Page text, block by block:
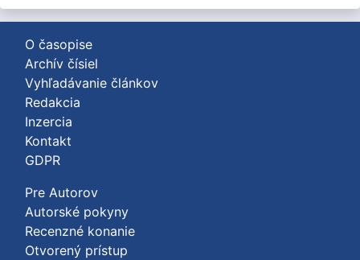
O časopise
Archív čísiel
Vyhľadávanie článkov
Redakcia
Inzercia
Kontakt
GDPR
Pre Autorov
Autorské pokyny
Recenzné konanie
Otvorený prístup